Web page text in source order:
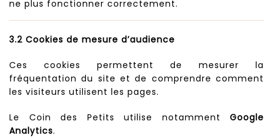
ne plus fonctionner correctement.
3.2 Cookies de mesure d’audience
Ces cookies permettent de mesurer la
fréquentation du site et de comprendre comment
les visiteurs utilisent les pages.
Le Coin des Petits utilise notamment Google
Analytics.